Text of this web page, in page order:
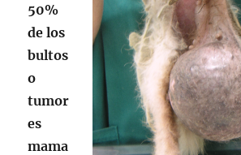
50%
de los
bultos
o
tumor
es
mama